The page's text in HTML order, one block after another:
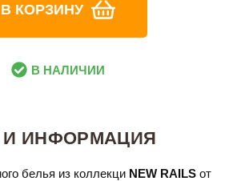
В КОРЗИНУ
В НАЛИЧИИ
ИНФОРМАЦИЯ
белья из коллекци NEW RAILS от